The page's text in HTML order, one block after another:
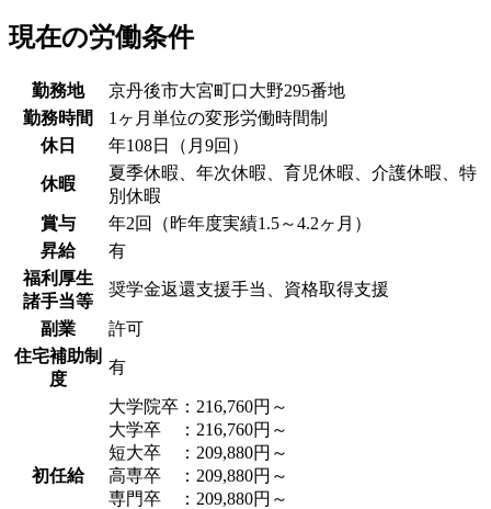
現在の労働条件
勤務地
京丹後市大宮町口大野295番地
勤務時間
1ヶ月単位の変形労働時間制
休日
年108日（月9回）
休暇
夏季休暇、年次休暇、育児休暇、介護休暇、特
別休暇
賞与
年2回（昨年度実績1.5～4.2ヶ月）
昇給
有
福利厚生
諸手当等
奨学金返還支援手当、資格取得支援
副業
許可
住宅補助制
度
有
初任給
大学院卒：216,760円～
大学卒 ：216,760円～
短大卒 ：209,880円～
高専卒 ：209,880円～
専門卒 ：209,880円～